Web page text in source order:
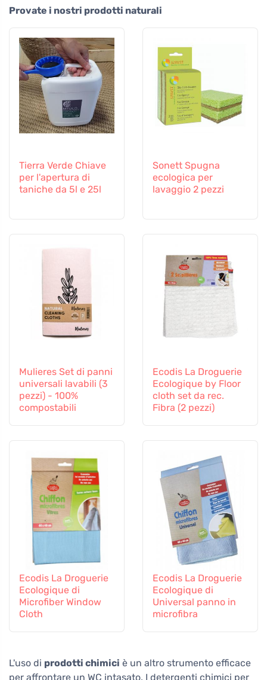
Provate i nostri prodotti naturali
Tierra Verde Chiave
per l'apertura di
taniche da 5l e 25l
Sonett Spugna
ecologica per
lavaggio 2 pezzi
Mulieres Set di panni
universali lavabili (3
pezzi) - 100%
compostabili
Ecodis La Droguerie
Ecologique by Floor
cloth set da rec.
Fibra (2 pezzi)
Ecodis La Droguerie
Ecologique di
Microfiber Window
Cloth
Ecodis La Droguerie
Ecologique di
Universal panno in
microfibra
L'uso di prodotti chimici è un altro strumento efficace
per affrontare un WC intasato. I detergenti chimici per